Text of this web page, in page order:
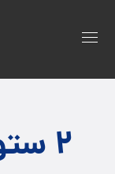
۲ ستونه + نوار کناری